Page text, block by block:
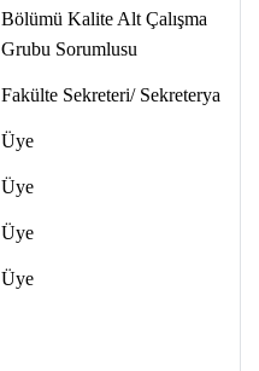
Bölümü Kalite Alt Çalışma
Grubu Sorumlusu
Fakülte Sekreteri/ Sekreterya
Üye
Üye
Üye
Üye